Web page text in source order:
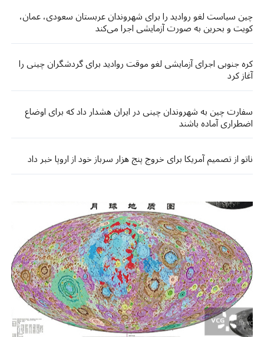
چین سیاست لغو روادید را برای شهروندان عربستان سعودی، عمان،
کویت و بحرین به صورت آزمایشی اجرا می‌کند
کره جنوبی اجرای آزمایشی لغو موقت روادید برای گردشگران چینی را
آغاز کرد
سفارت چین به شهروندان چینی در ایران هشدار داد که برای اوضاع
اضطراری آماده باشند
ناتو از تصمیم آمریکا برای خروج پنج هزار سرباز خود از اروپا خبر داد